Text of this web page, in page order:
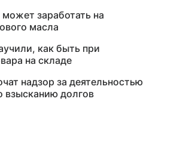
заработать на
масла
как быть при
на складе
надзор за деятельностью
долгов